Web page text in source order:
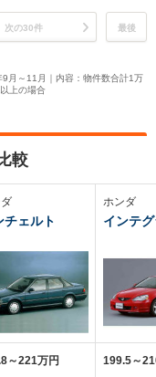
次の30件 最後
月～11月｜内容：物件数合計1万
上の場合
較
チェルト
～221万円
ホンダ
インテ
199.5～